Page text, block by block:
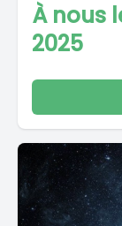
À nous
2025